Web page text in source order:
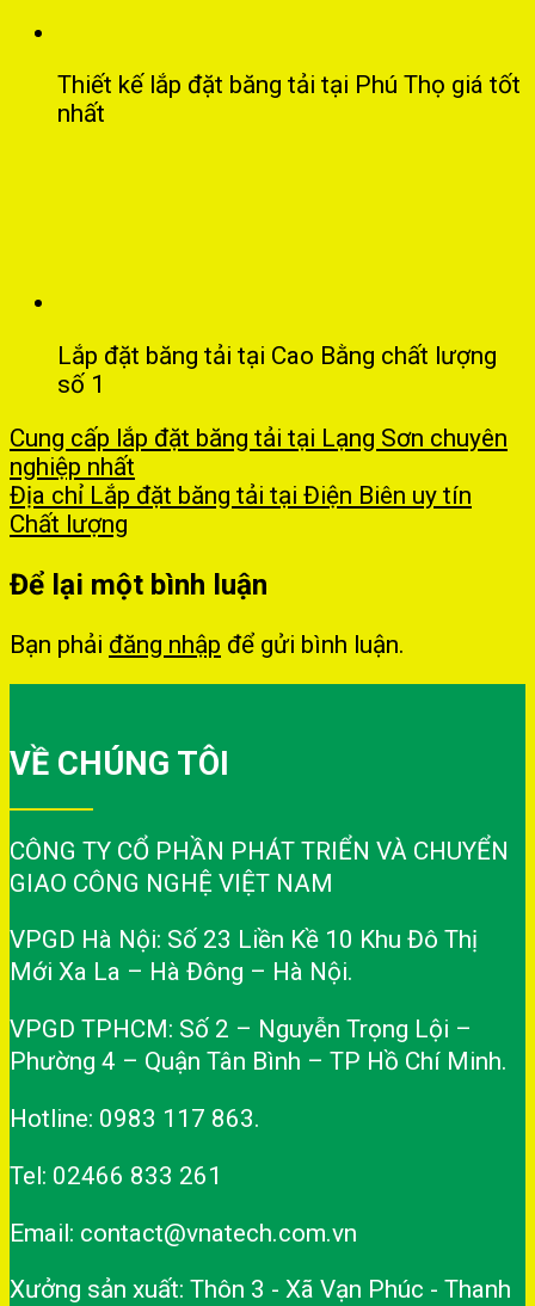
Thiết kế lắp đặt băng tải tại Phú Thọ giá tốt
nhất
Lắp đặt băng tải tại Cao Bằng chất lượng
số 1
Cung cấp lắp đặt băng tải tại Lạng Sơn chuyên
nghiệp nhất
Địa chỉ Lắp đặt băng tải tại Điện Biên uy tín
Chất lượng
Để lại một bình luận
Bạn phải đăng nhập để gửi bình luận.
VỀ CHÚNG TÔI
CÔNG TY CỔ PHẦN PHÁT TRIỂN VÀ CHUYỂN
GIAO CÔNG NGHỆ VIỆT NAM
VPGD Hà Nội: Số 23 Liền Kề 10 Khu Đô Thị
Mới Xa La – Hà Đông – Hà Nội.
VPGD TPHCM: Số 2 – Nguyễn Trọng Lội –
Phường 4 – Quận Tân Bình – TP Hồ Chí Minh.
Hotline: 0983 117 863.
Tel: 02466 833 261
Email: contact@vnatech.com.vn
Xưởng sản xuất: Thôn 3 - Xã Vạn Phúc - Thanh